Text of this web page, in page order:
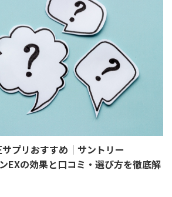
サプリおすすめ｜サントリー
EXの効果と口コミ・選び方を徹底解